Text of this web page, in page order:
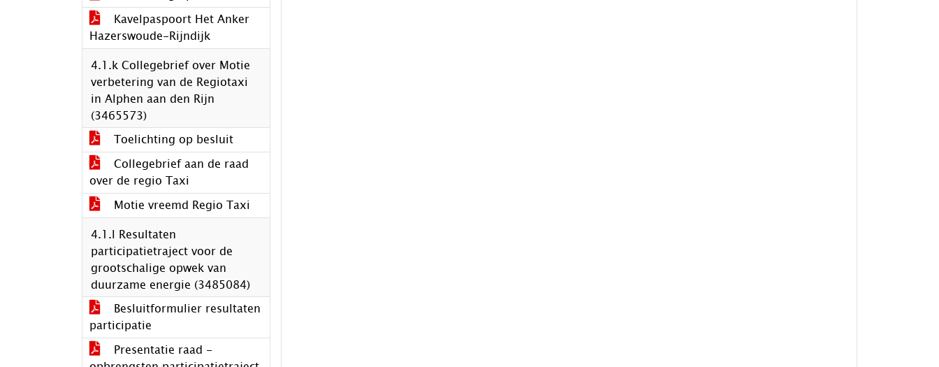
Kavelpaspoort Het Anker
Hazerswoude-Rijndijk
4.1.k Collegebrief over Motie
verbetering van de Regiotaxi
in Alphen aan den Rijn
(3465573)
Toelichting op besluit
Collegebrief aan de raad
over de regio Taxi
Motie vreemd Regio Taxi
4.1.l Resultaten
participatietraject voor de
grootschalige opwek van
duurzame energie (3485084)
Besluitformulier resultaten
participatie
Presentatie raad -